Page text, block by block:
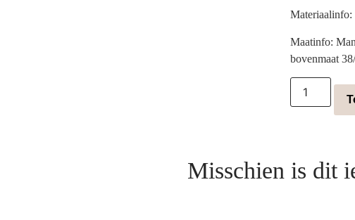
Materiaalinfo:
Maatinfo:
bovenmaat
Misschien is dit